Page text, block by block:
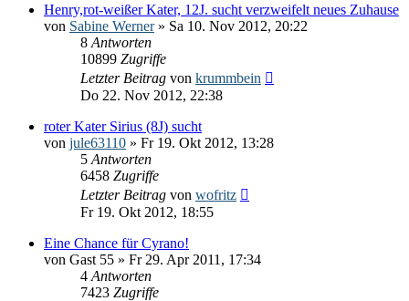
Henry,rot-weißer Kater, 12J. sucht verzweifelt neues Zuhause
von Sabine Werner» Sa 10. Nov 2012, 20:22
8 Antworten
10899 Zugriffe
Letzter Beitrag von krummbein
Do 22. Nov 2012, 22:38
roter Kater Sirius (8J) sucht
von jule63110 » Fr 19. Okt 2012, 13:28
5 Antworten
6458 Zugriffe
Letzter Beitrag von wofritz
Fr 19. Okt 2012, 18:55
Eine Chance für Cyrano!
von Gast 55 » Fr 29. Apr 2011, 17:34
4 Antworten
7423 Zugriffe